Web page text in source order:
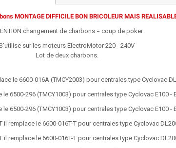
MONTAGE DIFFICILE BON BRICOLEUR MAIS
changement de charbons = coup de poker
sur les moteurs ElectroMotor 220 - 240V
Lot de deux charbons.
le 6600-016A (TMCY2003) pour centrales type Cyclovac
6500-296 (TMCY1003) pour centrales type Cyclovac E100 -
6500-296 (TMCY1003) pour centrales type Cyclovac E100 -
remplace le 6600-016T-T pour centrales type Cyclovac
remplace le 6600-016T-T pour centrales type Cyclovac